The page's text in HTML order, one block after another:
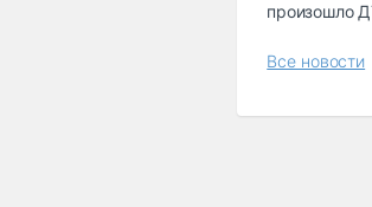
произошло
Все новости